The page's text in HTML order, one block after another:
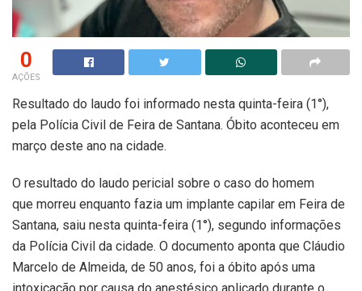
0
AÇÕES
Resultado do laudo foi informado nesta quinta-feira (1°),
pela Polícia Civil de Feira de Santana. Óbito aconteceu em
março deste ano na cidade.
O resultado do laudo pericial sobre o caso do homem
que morreu enquanto fazia um implante capilar em Feira de
Santana, saiu nesta quinta-feira (1°), segundo informações
da Polícia Civil da cidade. O documento aponta que Cláudio
Marcelo de Almeida, de 50 anos, foi a óbito após uma